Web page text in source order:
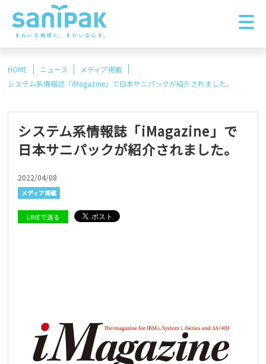
HOME ニュース
メディア掲載
システム系情報誌「iMagazine」で日本サニパックが紹介されました。
システム系情報誌「iMagazine」で
日本サニパックが紹介されました。
2022/04/08
メディア掲載
LINEで送る